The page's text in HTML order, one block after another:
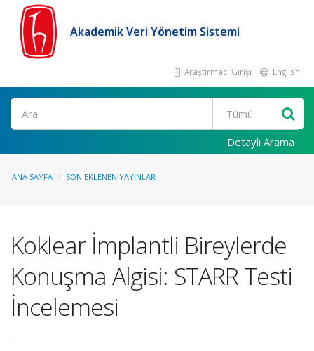
Akademik Veri Yönetim Sistemi
Araştırmacı Girişi English
Ara
Detaylı Arama
ANA SAYFA SON EKLENEN YAYINLAR
Koklear İmplantli Bireylerde
Konuşma Algisi: STARR Testi
İncelemesi